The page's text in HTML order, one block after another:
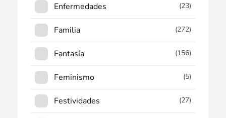
Enfermedades (23)
Familia (272)
Fantasía (156)
Feminismo (5)
Festividades (27)